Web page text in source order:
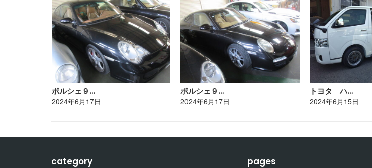
ポルシェ９…
2024年6月17日
ポルシェ９…
2024年6月17日
トヨタ ハ…
2024年6月15日
category pages